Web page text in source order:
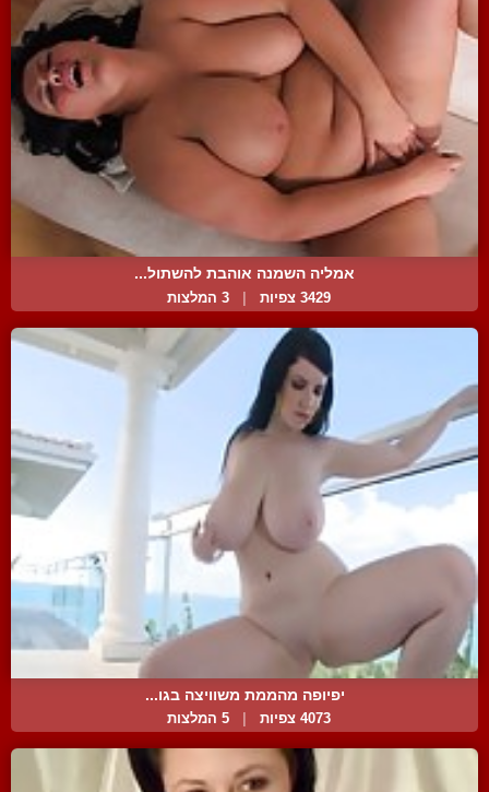
אמליה השמנה אוהבת להשתול...
3429 צפיות | 3 המלצות
יפיופה מהממת משוויצה בגו...
4073 צפיות 5 המלצות